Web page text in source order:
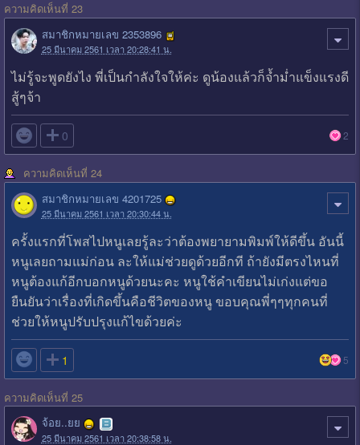
ความคิดเห็นที่ 23
สมาชิกหมายเลข 2353896
25 มีนาคม 2561 เวลา 20:28:41 น.
ไม่รู้จะพูดยังไง พี่เป็นกำลังใจให้ค่ะ ดูน้องแล้วก็จ้ำม่ำแข็งแรงดี
สู้ๆจ้า
 0 2
ความคิดเห็นที่ 24
สมาชิกหมายเลข 4201725
25 มีนาคม 2561 เวลา 20:30:44 น.
ครั้งแรกที่โพสไปหนูเลยรู้ละว่าต้องพยายามพิมพ์ให้ดีขึ้น อันนี้
หนูเลยถามแม่ก่อน ละให้แม่ช่วยดูด้วยอีกที ถ้ายังมีตรงไหนที่
หนูต้องแก้อีกบอกหนูด้วยนะคะ หนูใช้คำเขียนไม่เก่งแต่ขอ
ยืนยันว่าเรื่องที่เกิดขึ้นคือชีวิตของหนู ขอบคุณพี่ๆๆทุกคนที่
ช่วยให้หนูปรับปรุงแก้ไขด้วยค่ะ
 1 5
ความคิดเห็นที่ 25
จ้อย..ยย
25 มีนาคม 2561 เวลา 20:38:58 น.